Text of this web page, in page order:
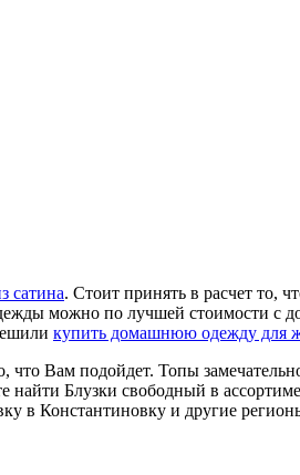
сатина. Стоит принять в расчет то,
можно по лучшей стоимости с
купить домашнюю одежду для
что Вам подойдет. Топы
Блузки свободный в
в Константиновку и другие